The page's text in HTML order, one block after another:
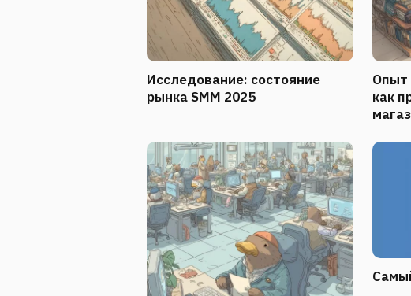
Исследование: состояние
рынка SMM 2025
Опыт
как